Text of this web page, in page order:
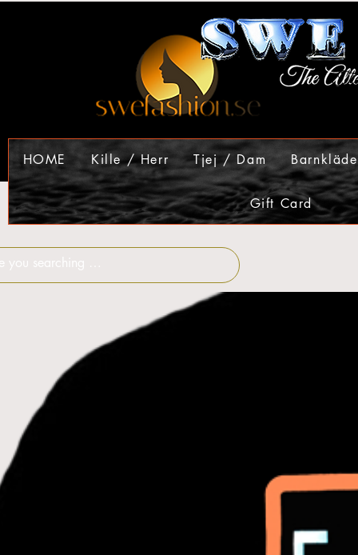
HOME Kille / Herr Tjej / Dam
Gift Card